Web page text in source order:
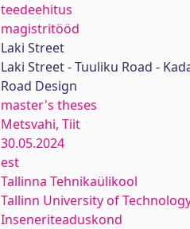
teedeehitus
magistritööd
Laki Street
Laki Street - Tuuliku Road -
Road Design
master's theses
Metsvahi, Tiit
30.05.2024
est
Tallinna Tehnikaülikool
Tallinn University of
Inseneriteaduskond